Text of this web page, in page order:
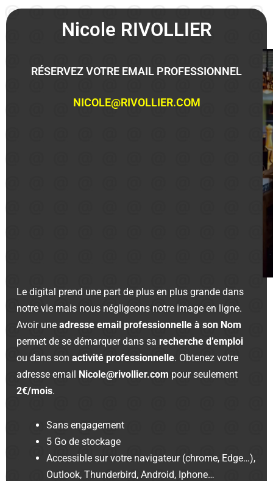
Nicole RIVOLLIER
RÉSERVEZ VOTRE EMAIL PROFESSIONNEL
NICOLE@RIVOLLIER.COM
Le digital prend une part de plus en plus grande dans
notre vie mais nous négligeons notre image en ligne.
Avoir uneadresse email professionnelle à son Nom
permet de se démarquer dans sarecherche d’emploi
ou dans sonactivité professionnelle. Obtenez votre
adresse email Nicole@rivollier.com pour seulement
2€/mois.
Sans engagement
5 Go de stockage
Accessible sur votre navigateur (chrome, Edge…),
Outlook, Thunderbird, Android, Iphone…